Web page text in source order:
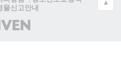
물신고안내
(주)
인
▲